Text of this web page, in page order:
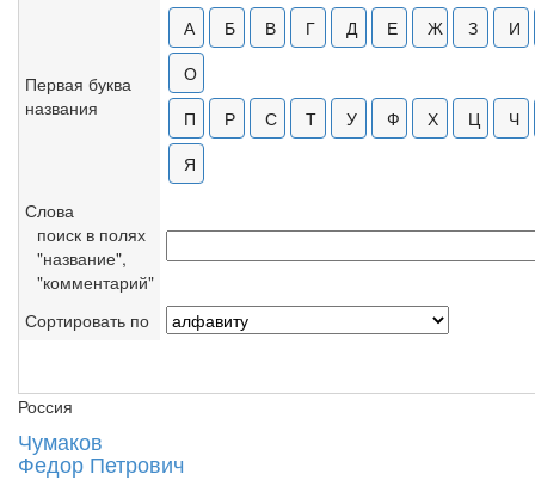
Первая буква
названия
Слова
поиск в полях
"название",
"комментарий"
Сортировать по
Россия
Чумаков
Федор Петрович